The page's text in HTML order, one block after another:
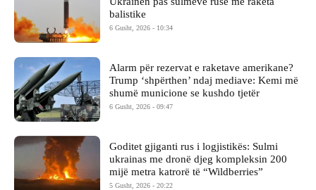
balistike
6 Gusht, 2026 - 10:34
Alarm për rezervat e raketave amerikane?
Trump ‘shpërthen’ ndaj mediave: Kemi më
shumë municione se kushdo tjetër
6 Gusht, 2026 - 09:47
Goditet gjiganti rus i logjistikës: Sulmi
ukrainas me dronë djeg kompleksin 200
mijë metra katrorë të “Wildberries”
5 Gusht, 2026 - 20:22